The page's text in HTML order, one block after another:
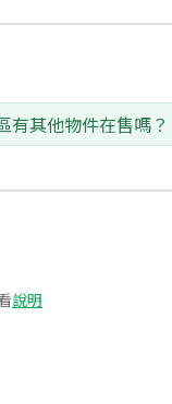
有其他物件在售嗎？
說明